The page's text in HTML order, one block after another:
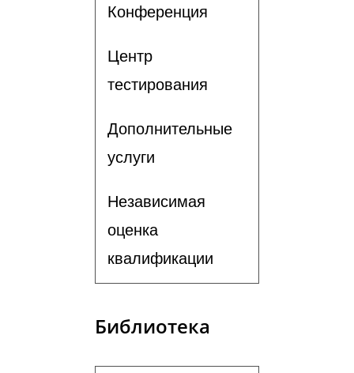
Конференция
Центр
тестирования
Дополнительные
услуги
Независимая
оценка
квалификации
Библиотека